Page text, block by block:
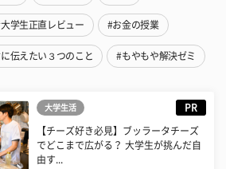
学生正直レビュー #お金の授業
伝えたい３つのこと #もやもや解決ゼミ
大学生活 PR
【チーズ好き必見】ブッラータチーズ
でどこまで広がる？ 大学生が挑んだ自
由す...